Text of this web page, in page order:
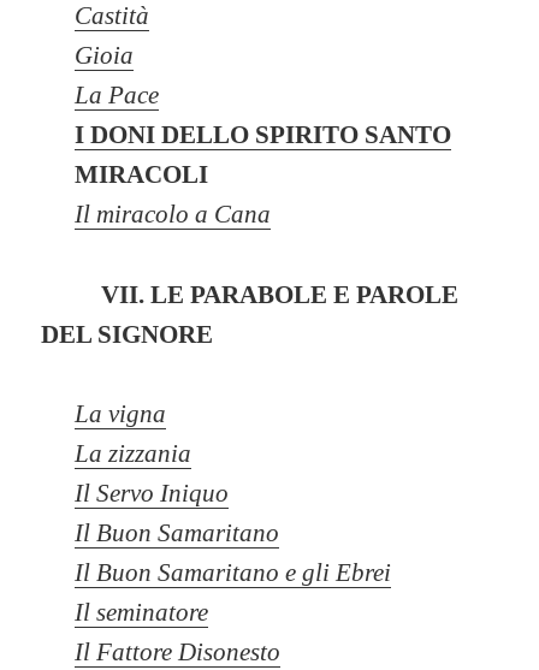
Castità
Gioia
La Pace
I DONI DELLO SPIRITO SANTO
MIRACOLI
Il miracolo a Cana
VII. LE PARABOLE E PAROLE
DEL SIGNORE
La vigna
La zizzania
Il Servo Iniquo
Il Buon Samaritano
Il Buon Samaritano e gli Ebrei
Il seminatore
Il Fattore Disonesto